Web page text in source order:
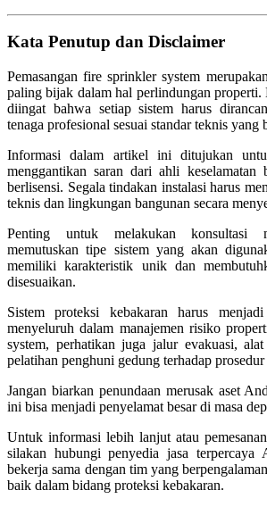
Kata Penutup dan Disclaimer
Pemasangan fire sprinkler system
paling bijak dalam hal perlindungan
diingat bahwa setiap sistem harus
tenaga profesional sesuai standar teknis yang
Informasi dalam artikel ini ditujukan
menggantikan saran dari ahli keselamatan
berlisensi. Segala tindakan instalasi harus
teknis dan lingkungan bangunan secara
Penting untuk melakukan konsultasi
memutuskan tipe sistem yang akan
memiliki karakteristik unik dan
disesuaikan.
Sistem proteksi kebakaran harus
menyeluruh dalam manajemen risiko
system, perhatikan juga jalur evakuasi,
pelatihan penghuni gedung terhadap prosedur
Jangan biarkan penundaan merusak aset
ini bisa menjadi penyelamat besar di masa
Untuk informasi lebih lanjut atau
silakan hubungi penyedia jasa terpercaya
bekerja sama dengan tim yang
baik dalam bidang proteksi kebakaran.